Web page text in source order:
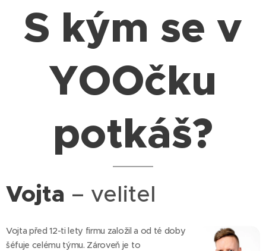
S kým se v
YOOčku
potkáš?
Vojta – velitel
Vojta před 12-ti lety firmu založil a od té doby
šéfuje celému týmu. Zároveň je to